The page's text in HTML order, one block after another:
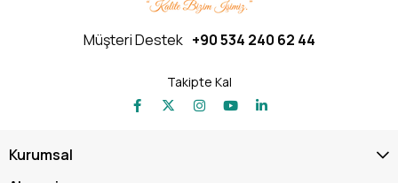
Müşteri Destek +90 534 240 62 44
Takipte Kal
Kurumsal